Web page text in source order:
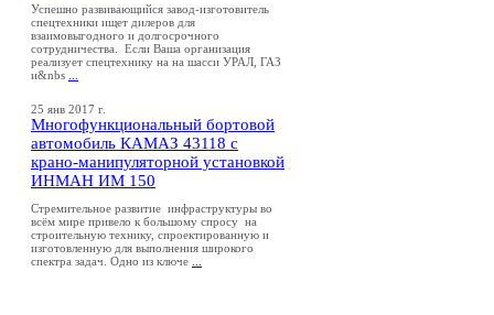
Успешно развивающийся завод-изготовитель
спецтехники ищет дилеров для
взаимовыгодного и долгосрочного
сотрудничества. Если Ваша организация
реализует спецтехнику на на шасси УРАЛ, ГАЗ
и&nbs
25 янв 2017 г.
Многофункциональный бортовой
автомобиль КАМАЗ 43118 с
крано-манипуляторной установкой
ИНМАН ИМ 150
Стремительное развитие инфраструктуры во
всём мире привело к большому спросу на
строительную технику, спроектированную и
изготовленную для выполнения широкого
спектра задач. Одно из ключе